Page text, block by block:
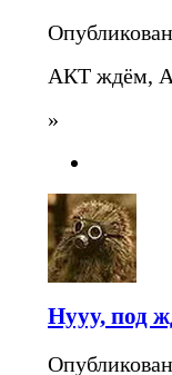
АКТ ждём,
»
Нууу, под